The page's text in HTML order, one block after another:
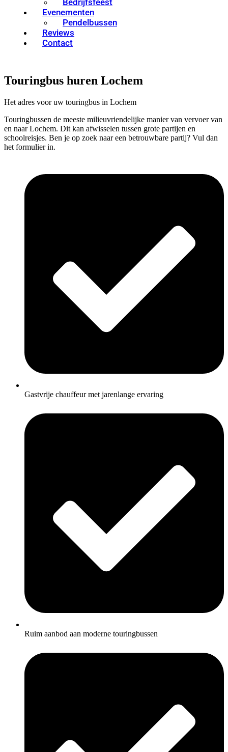
Evenementen
Pendelbussen
Reviews
Contact
Touringbus huren Lochem
Het adres voor uw touringbus in Lochem
Touringbussen de meeste milieuvriendelijke manier van vervoer van
en naar Lochem. Dit kan afwisselen tussen grote partijen en
schoolreisjes. Ben je op zoek naar een betrouwbare partij? Vul dan
het formulier in.
Gastvrije chauffeur met jarenlange ervaring
Ruim aanbod aan moderne touringbussen